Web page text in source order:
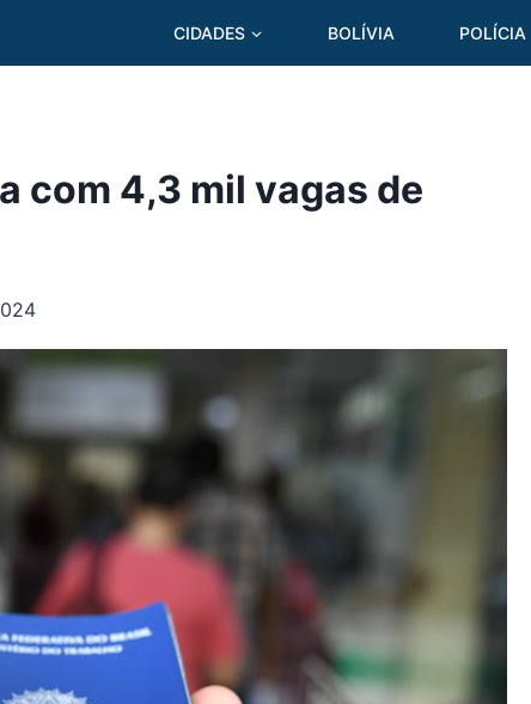
CIDADES BOLÍVIA POLÍCIA
com 4,3 mil vagas de